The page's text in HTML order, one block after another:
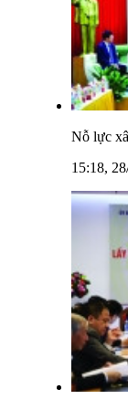
Nỗ lực
15:18,